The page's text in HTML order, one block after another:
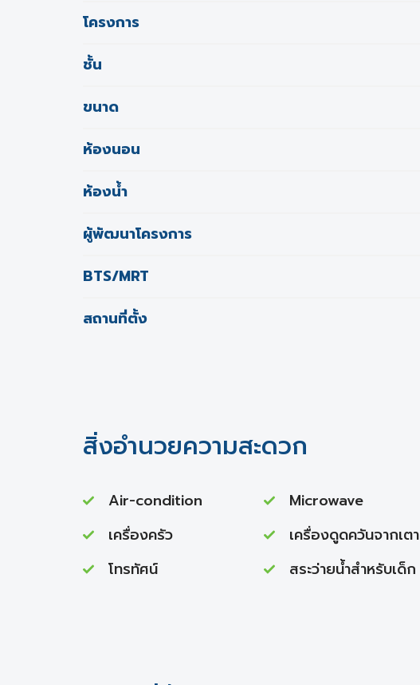
โครงการ
ชั้น
ขนาด
ห้องนอน
ห้องน้ำ
ผู้พัฒนาโครงการ
BTS/MRT
สถานที่ตั้ง
สิ่งอำนวยความสะดวก
Air-condition Microwave
เครื่องครัว
เครื่องดูดควันจากเตา
โทรทัศน์
สระว่ายนํ้าสำหรับเด็ก